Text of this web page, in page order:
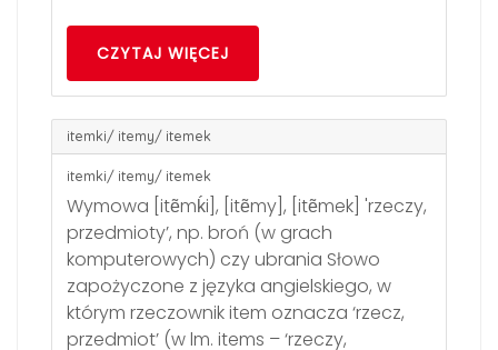
CZYTAJ WIĘCEJ
itemki/ itemy/ itemek
itemki/ itemy/ itemek
Wymowa [itẽmḱi], [itẽmy], [itẽmek] 'rzeczy,
przedmioty’, np. broń (w grach
komputerowych) czy ubrania Słowo
zapożyczone z języka angielskiego, w
którym rzeczownik item oznacza ‘rzecz,
przedmiot’ (w lm. items – ‘rzeczy,